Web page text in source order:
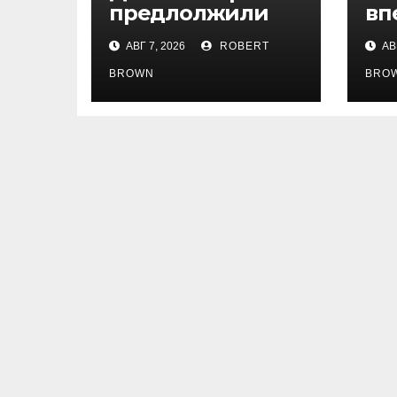
предлолжили
освободить
Трампа от
налогов с
криптобизнеса
АВГ 7, 2026 ROBERT
BROWN